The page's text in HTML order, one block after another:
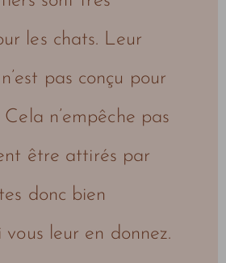
les chats. Leur
pas conçu pour
n’empêche pas
être attirés par
donc bien
leur en donnez.